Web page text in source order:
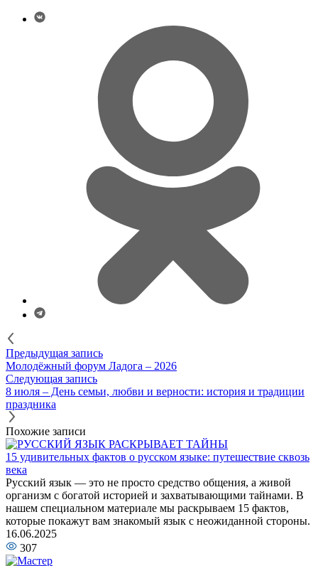
Предыдущая запись
Молодёжный форум Ладога – 2026
Следующая запись
8 июля – День семьи, любви и верности: история и традиции
праздника
Похожие записи
15 удивительных фактов о русском языке: путешествие сквозь
века
Русский язык — это не просто средство общения, а живой
организм с богатой историей и захватывающими тайнами. В
нашем специальном материале мы раскрываем 15 фактов,
которые покажут вам знакомый язык с неожиданной стороны.
16.06.2025
307